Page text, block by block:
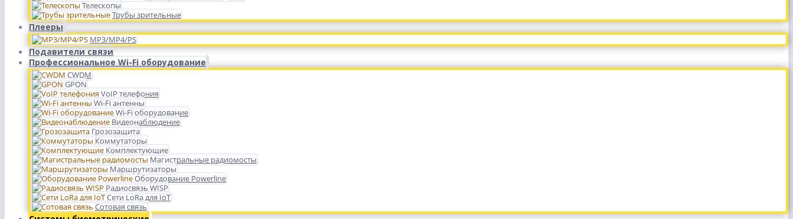
Телескопы
Трубы зрительные
Плееры
MP3/MP4/PS
Подавители связи
Профессиональное Wi-Fi оборудование
CWDM
GPON
VoIP телефония
Wi-Fi антенны
Wi-Fi оборудование
Видеонаблюдение
Грозозащита
Коммутаторы
Комплектующие
Магистральные радиомосты
Маршрутизаторы
Оборудование Powerline
Радиосвязь WISP
Сети LoRa для IoT
Сотовая связь